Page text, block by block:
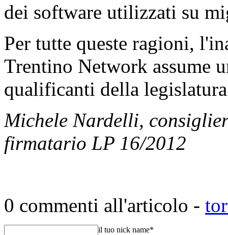
dei software utilizzati su
Per tutte queste ragioni,
Trentino Network assume
qualificanti della
Michele Nardelli,
firmatario LP 16/2012
0 commenti all'articolo -
il tuo nick name*